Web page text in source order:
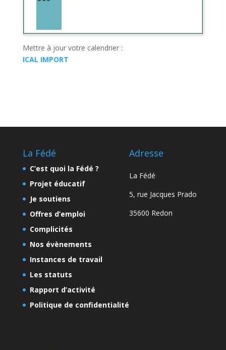
Mettre à jour votre calendrier :
ICAL IMPORT
La Fédé
C’est quoi la Fédé ?
Projet éducatif
Je soutiens
Offres d’emploi
Complicités
Nos évènements
Instances de travail
Les statuts
Rapport d’activité
Politique de confidentialité
Adresse
La Fédé
5, rue Jacques Prado
35600 Redon